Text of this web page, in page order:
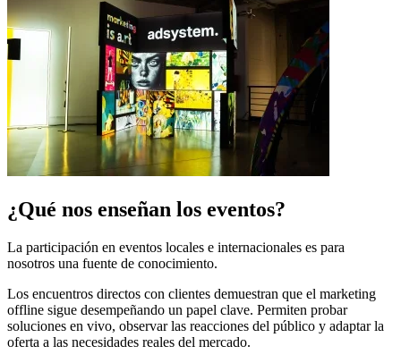
¿Qué nos enseñan los eventos?
La participación en eventos locales e internacionales es para
nosotros una fuente de conocimiento.
Los encuentros directos con clientes demuestran que el marketing
offline sigue desempeñando un papel clave. Permiten probar
soluciones en vivo, observar las reacciones del público y adaptar la
oferta a las necesidades reales del mercado.